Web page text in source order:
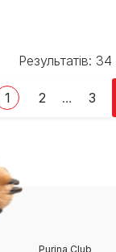
Результатів: 34
Current page
1 Page
2 … Last
3
Purina Club